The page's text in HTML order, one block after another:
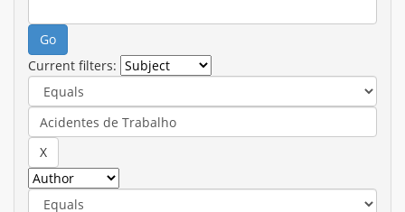
Current filters: